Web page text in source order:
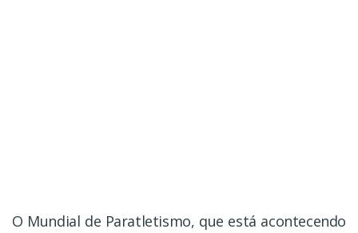
O Mundial de Paratletismo, que está acontecendo